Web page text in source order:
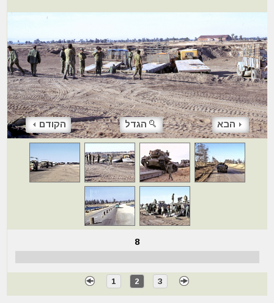
הקודם הגדל הבא
8
1 2 3